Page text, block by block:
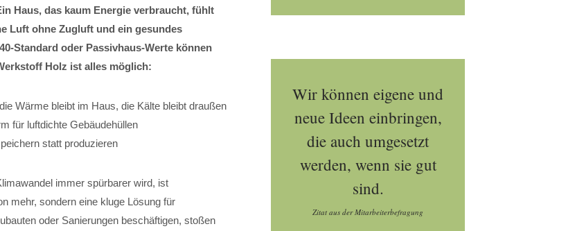
Haus, das kaum Energie verbraucht, fühlt
Luft ohne Zugluft und ein gesundes
Standard oder Passivhaus-Werte können
Holz ist alles möglich:
Wärme bleibt im Haus, die Kälte bleibt draußen
für luftdichte Gebäudehüllen
statt produzieren
immer spürbarer wird, ist
mehr, sondern eine kluge Lösung für
oder Sanierungen beschäftigen, stoßen
Wir können eigene und
neue Ideen einbringen,
die auch umgesetzt
werden, wenn sie gut
sind.
Zitat aus der Mitarbeiterbefragung